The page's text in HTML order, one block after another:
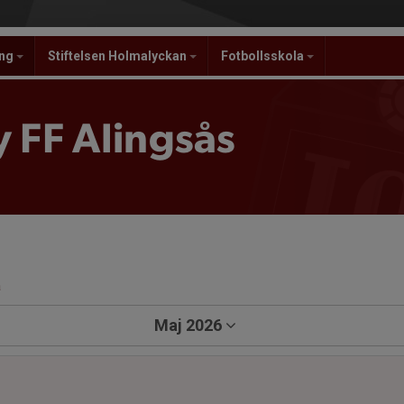
Stiftelsen Holmalyckan Fotbollsskola
Alingsås
Maj 2026